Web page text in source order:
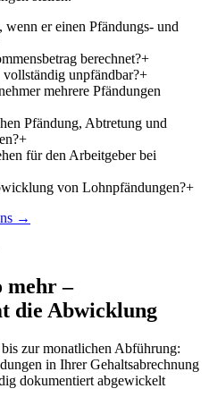
wenn er einen Pfändungs- und
berechnet?+
unpfändbar?+
mehrere Pfändungen
Pfändung, Abtretung und
+
für den Arbeitgeber bei
von Lohnpfändungen?+
→
mehr –
die Abwicklung
zur monatlichen Abführung:
in Ihrer Gehaltsabrechnung
dokumentiert abgewickelt